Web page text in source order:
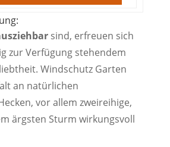
sind, erfreuen sich
zur Verfügung stehendem
Windschutz Garten
an natürlichen
vor allem zweireihige,
ärgsten Sturm wirkungsvoll